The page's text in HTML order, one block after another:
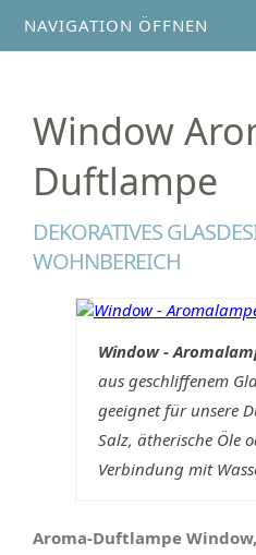
NAVIGATION ÖFFNEN
Window
Duftlampe
DEKORATIVES
WOHNBEREICH
Window -
aus geschliffenem
geeignet für unsere
Salz, ätherische Öle
Verbindung mit
Aroma-Duftlampe Window,